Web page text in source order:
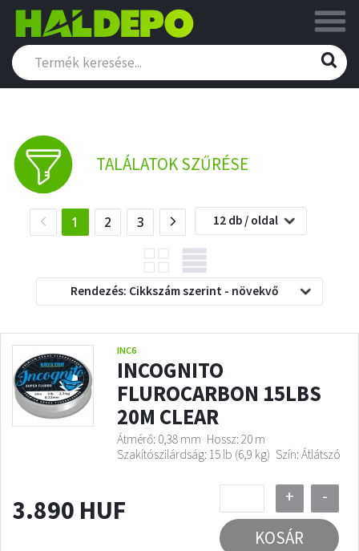
TALÁLATOK SZŰRÉSE
1 (current)
2 3 12 db / oldal
Rendezés: Cikkszám szerint - növekvő
INC6
INCOGNITO
FLUROCARBON 15LBS
20M CLEAR
Átmérő: 0,38 mm Hossz: 20 m
Szakítószilárdság: 15 lb (6,9 kg) Szín: Átlátszó
3.890 HUF +
-
KOSÁR